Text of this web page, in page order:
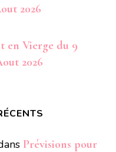
2026
en Vierge du 9
2026
Prévisions pour